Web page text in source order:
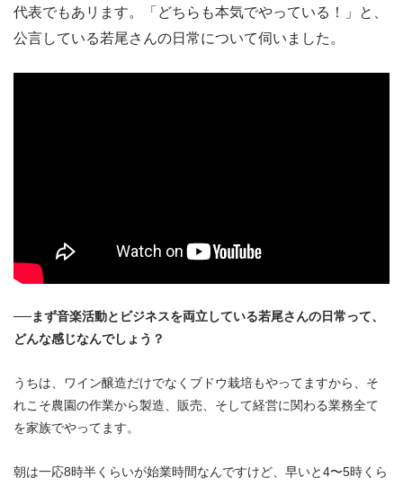
代表でもあリます。「どちらも本気でやっている！」と、
公言している若尾さんの日常について伺いました。
──まず音楽活動とビジネスを両立している若尾さんの日常って、
どんな感じなんでしょう？
うちは、ワイン醸造だけでなくブドウ栽培もやってますから、そ
れこそ農園の作業から製造、販売、そして経営に関わる業務全て
を家族でやってます。
朝は一応8時半くらいが始業時間なんですけど、早いと4〜5時くら